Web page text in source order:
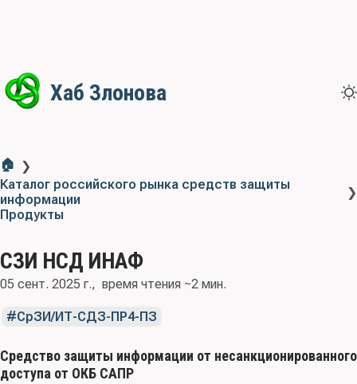
Хаб Злонова
🏠 ❯
Каталог российского рынка средств защиты
информации
❯
Продукты
СЗИ НСД ИНАФ
05 сент. 2025 г. время чтения ~2 мин.
СрЗИ/ИТ-СДЗ-ПР4-ПЗ
Средство защиты информации от несанкционированного
доступа от ОКБ САПР